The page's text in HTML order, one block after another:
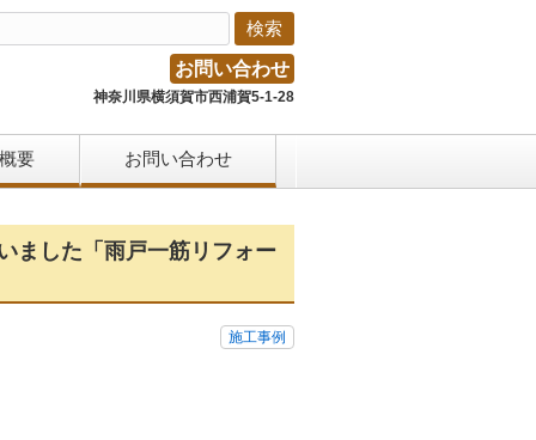
お問い合わせ
神奈川県横須賀市西浦賀5-1-28
要 お問い合わせ
ました「雨戸一筋リフォー
施工事例